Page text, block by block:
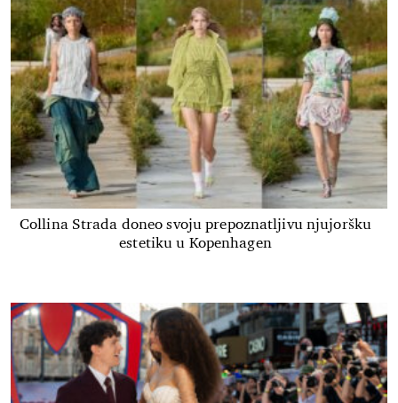
Collina Strada doneo svoju prepoznatljivu njujoršku
estetiku u Kopenhagen